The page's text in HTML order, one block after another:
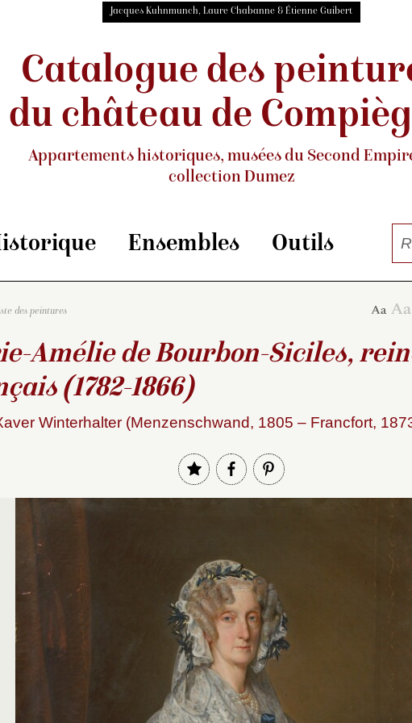
Jacques Kuhnmunch, Laure Chabanne & Étienne Guibert
Catalogue des
du château de
Appartements historiques, muséesdu Second
collection Dumez
Ensembles Outils
des peintures
Amélie de Bourbon-Siciles,
(1782-1866)
Winterhalter (Menzenschwand, 1805 – Francfort,